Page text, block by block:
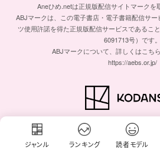
ジャンル ランキング 読者モデル
Aneひめ.netは正規版配信サイトマークを
ABJマークは、この電子書店・電子書籍配信サ
ツ使用許諾を得た正規版配信サービスであるこ
6091713号）です。
ABJマークについて、詳しくはこち
https://aebs.or.jp/
© KODANSHA Ltd. All rights
このサイトのデータの著作権は講談社が保有し
します。